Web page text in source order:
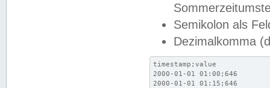
Semikolon als
Dezimalkomma
timestamp;value
2000-01-01 01:00;646
2000-01-01 01:15;646